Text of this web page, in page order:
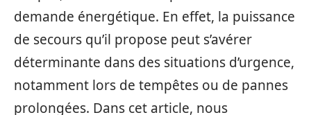
demande énergétique. En effet, la puissance
de secours qu’il propose peut s’avérer
déterminante dans des situations d’urgence,
notamment lors de tempêtes ou de pannes
prolongées. Dans cet article, nous